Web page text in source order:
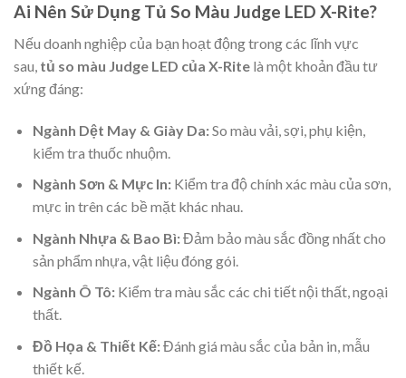
Ai Nên Sử Dụng Tủ So Màu Judge LED X-Rite?
Nếu doanh nghiệp của bạn hoạt động trong các lĩnh vực
sau, tủ so màu Judge LED của X-Rite là một khoản đầu tư
xứng đáng:
Ngành Dệt May & Giày Da:So màu vải, sợi, phụ kiện,
kiểm tra thuốc nhuộm.
Ngành Sơn & Mực In:Kiểm tra độ chính xác màu của sơn,
mực in trên các bề mặt khác nhau.
Ngành Nhựa & Bao Bì:Đảm bảo màu sắc đồng nhất cho
sản phẩm nhựa, vật liệu đóng gói.
Ngành Ô Tô:Kiểm tra màu sắc các chi tiết nội thất, ngoại
thất.
Đồ Họa & Thiết Kế:Đánh giá màu sắc của bản in, mẫu
thiết kế.